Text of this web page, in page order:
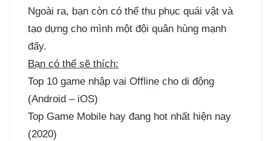
Ngoài ra, bạn còn có thể thu phục quái vật và
tạo dựng cho mình một đội quân hùng mạnh
đấy.
Bạn có thể sẽ thích:
Top 10 game nhập vai Offline cho di động
(Android – iOS)
Top Game Mobile hay đang hot nhất hiện nay
(2020)